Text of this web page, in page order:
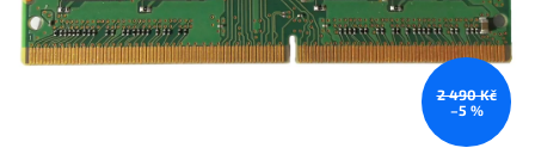
2 490 Kč
–5 %